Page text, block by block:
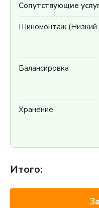
Сопутствующие
Шиномонтаж (Низкий
Балансировка
Хранение
Итого: